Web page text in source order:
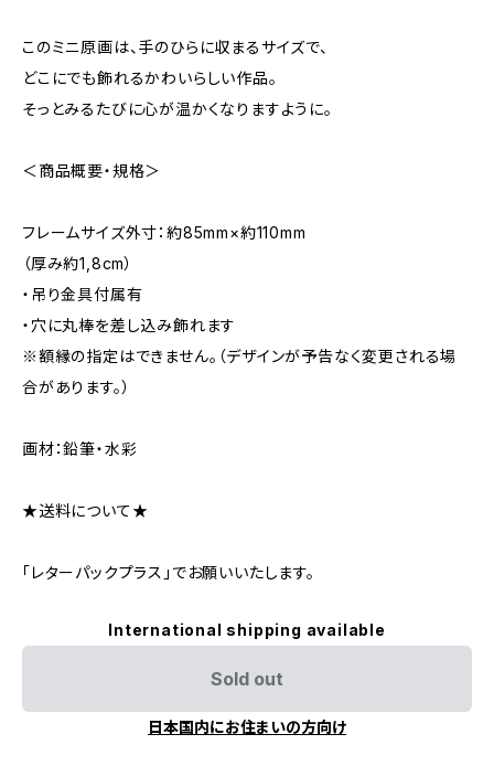
このミニ原画は、手のひらに収まるサイズで、
どこにでも飾れるかわいらしい作品。
そっとみるたびに心が温かくなりますように。
＜商品概要・規格＞
フレームサイズ外寸：約85mm×約110mm
（厚み約1,8cm）
・吊り金具付属有
・穴に丸棒を差し込み飾れます
※額縁の指定はできません。（デザインが予告なく変更される場
合があります。）
画材：鉛筆・水彩
★送料について★
「レターパックプラス」でお願いいたします。
International shipping available
Sold out
日本国内にお住まいの方向け